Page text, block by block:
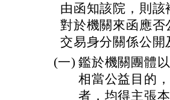
由函知該院，則
對於機關來函應
交易身分關係公開
(一) 鑑於機關團體
相當公益目的
者，均得主張